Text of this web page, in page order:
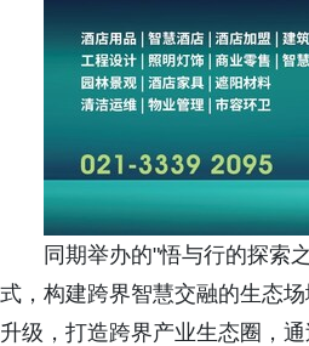
同期举办的"悟与行的探索
式，构建跨界智慧交融的生态
升级，打造跨界产业生态圈，